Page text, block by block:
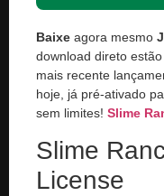
Baixe agora mesmo
download direto
mais recente
hoje, já pré-ativado
sem limites! Slime
Slime
License